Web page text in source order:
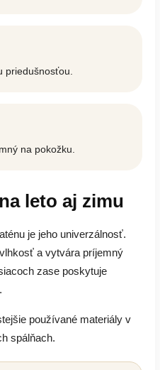
priedušnosťou.
na pokožku.
leto aj zimu
je jeho univerzálnosť.
a vytvára príjemný
zase poskytuje
používané materiály v
spálňach.